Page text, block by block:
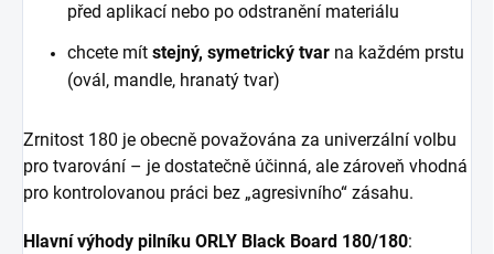
před aplikací nebo po odstranění materiálu
chcete mít stejný, symetrický tvar na každém prstu
(ovál, mandle, hranatý tvar)
Zrnitost 180 je obecně považována za univerzální volbu
pro tvarování – je dostatečně účinná, ale zároveň vhodná
pro kontrolovanou práci bez „agresivního“ zásahu.
Hlavní výhody pilníku ORLY Black Board 180/180: